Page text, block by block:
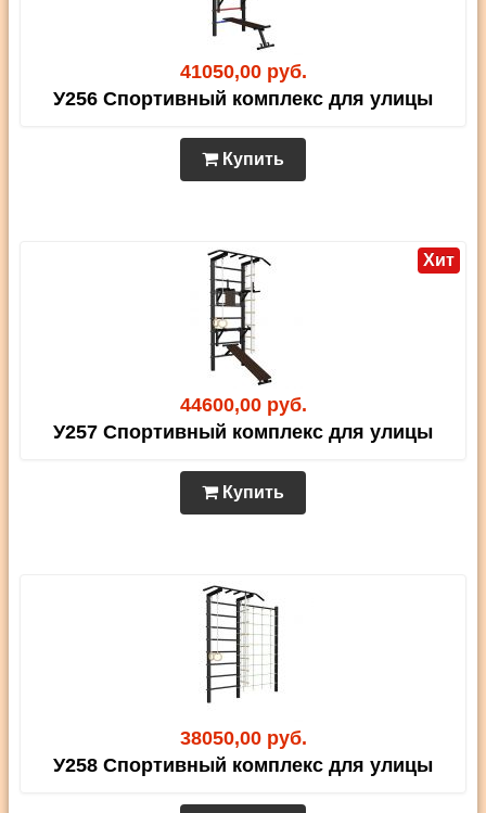
41050,00 руб.
У256 Спортивный комплекс для улицы
Купить
44600,00 руб.
Хит
У257 Спортивный комплекс для улицы
Купить
38050,00 руб.
У258 Спортивный комплекс для улицы